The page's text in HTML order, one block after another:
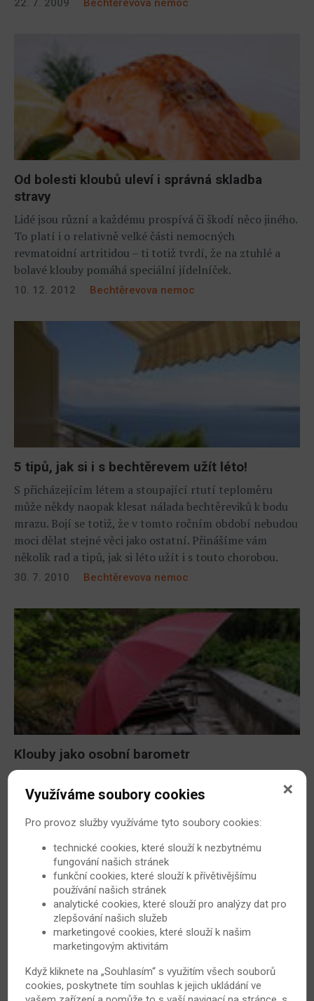
22. 7. 2009 Bechtěrevova nemoc
Od bolesti kloubů uleví i správná skladba
stravy
Lidé jsou různí a každému prospívá či škodí něco jiného.
To platí i o relativně velké části nemocných
revmatoidní artritidou – ti totiž tvrdí, že na ztuhlé a
bolavé klouby pomáhá speciální jídelníček.
10. 12. 2012 Bechtěrevova nemoc
5 tipů, jak si i s bechtěrevem užít léto!
S přicházejícím létem a stoupající rtutí teploměru
může někdy naopak klesat nálada bechtěreviků k bodu
mrazu. Bojí se totiž, že v tomto ročním období nebudou
moci dělat stejné věci jako ostatní. Přinášíme vám
několik rad a tipů, jak si léto užít i s touto chorobou.
30. 7. 2010 Bechtěrevova nemoc
Klouby jako osobní barometr
když v závislosti na intenzitě svých obtíží často úspěšně
1. 6. 2013 Bechtěrevova nemoc
Využíváme soubory cookies
Pro provoz služby využíváme tyto soubory cookies:
technické cookies, které slouží k nezbytnému
fungování našich stránek
funkční cookies, které slouží k přívětivějšímu
používání našich stránek
analytické cookies, které slouží pro analýzy dat pro
zlepšování našich služeb
marketingové cookies, které slouží k našim
marketingovým aktivitám
Když kliknete na „Souhlasím“ s využitím všech souborů
cookies, poskytnete tím souhlas k jejich ukládání ve